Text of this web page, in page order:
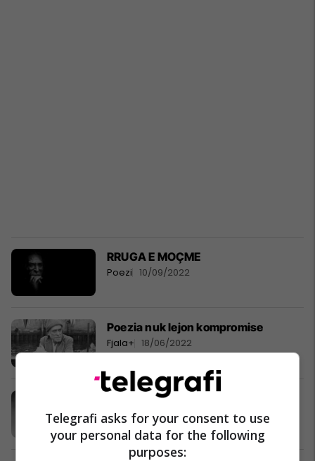
RRUGA E MOÇME
Poezi 10/09/2022
Poezia nuk lejon kompromise
Fjala+ 18/06/2022
SI TË BËHESH SHKRIMTAR I MADH
Poezi 23/03/2022
Telegrafi asks for your consent to use
your personal data for the following
purposes: